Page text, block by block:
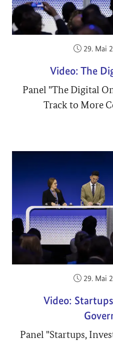
29. Mai
Video: The
Panel "The Digital
Track to More
29. Mai
Video:
Panel "Startups,